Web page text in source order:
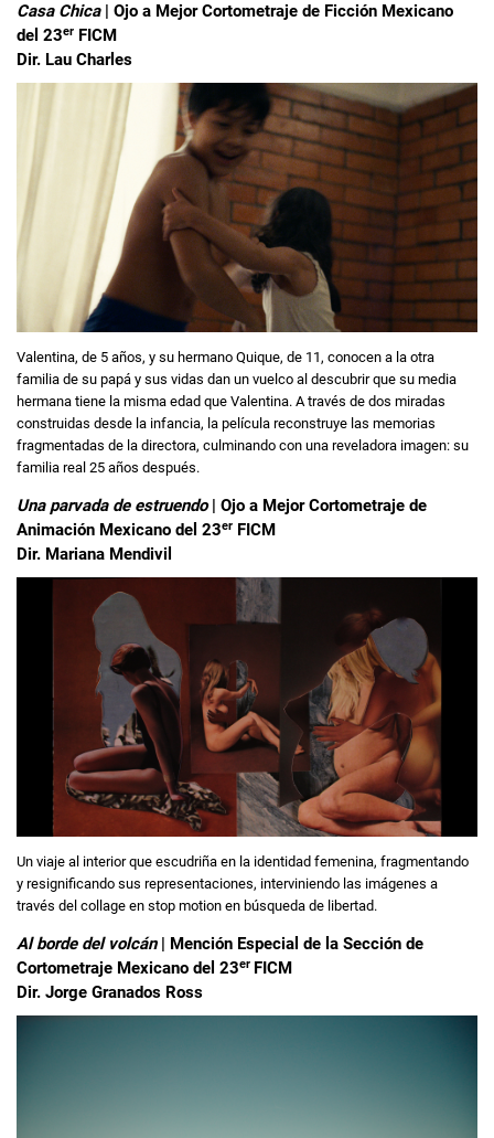
Casa Chica
| Ojo a Mejor Cortometraje de Ficción Mexicano
del 23er FICM
Dir. Lau Charles
Valentina, de 5 años, y su hermano Quique, de 11, conocen a la otra
familia de su papá y sus vidas dan un vuelco al descubrir que su media
hermana tiene la misma edad que Valentina. A través de dos miradas
construidas desde la infancia, la película reconstruye las memorias
fragmentadas de la directora, culminando con una reveladora imagen: su
familia real 25 años después.
Una parvada de estruendo| Ojo a Mejor Cortometraje de
Animación Mexicano del 23er FICM
Dir. Mariana Mendivil
Un viaje al interior que escudriña en la identidad femenina, fragmentando
y resignificando sus representaciones, interviniendo las imágenes a
través del collage en stop motion en búsqueda de libertad.
Al borde del volcán
| Mención Especial de la Sección de
Cortometraje Mexicano del 23er FICM
Dir. Jorge Granados Ross